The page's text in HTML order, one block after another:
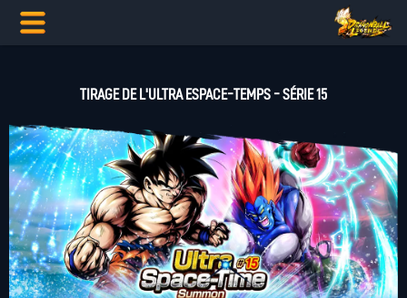
TIRAGE DE L'ULTRA ESPACE-TEMPS - SÉRIE 15